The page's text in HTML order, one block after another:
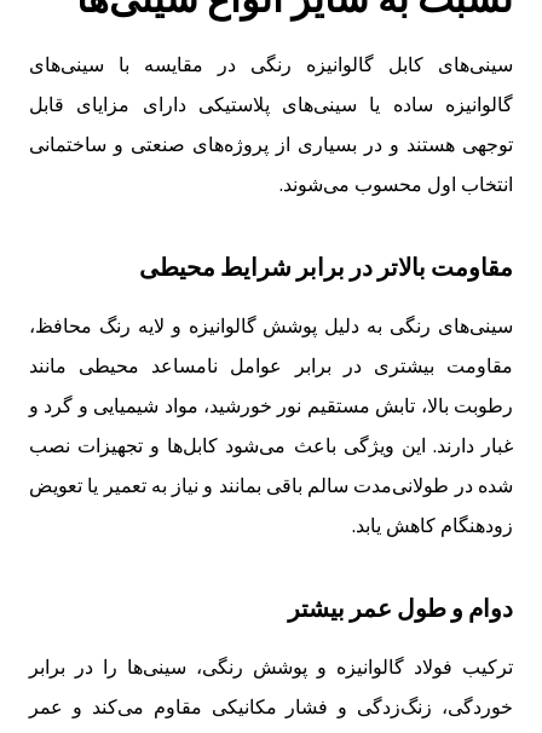
سینی‌های کابل گالوانیزه رنگی در مقایسه با سینی‌های
گالوانیزه ساده یا سینی‌های پلاستیکی دارای مزایای قابل
توجهی هستند و در بسیاری از پروژه‌های صنعتی و ساختمانی
انتخاب اول محسوب می‌شوند.
مقاومت بالاتر در برابر شرایط محیطی
سینی‌های رنگی به دلیل پوشش گالوانیزه و لایه رنگ محافظ،
مقاومت بیشتری در برابر عوامل نامساعد محیطی مانند
رطوبت بالا، تابش مستقیم نور خورشید، مواد شیمیایی و گرد و
غبار دارند. این ویژگی باعث می‌شود کابل‌ها و تجهیزات نصب
شده در طولانی‌مدت سالم باقی بمانند و نیاز به تعمیر یا تعویض
زودهنگام کاهش یابد.
دوام و طول عمر بیشتر
ترکیب فولاد گالوانیزه و پوشش رنگی، سینی‌ها را در برابر
خوردگی، زنگ‌زدگی و فشار مکانیکی مقاوم می‌کند و عمر